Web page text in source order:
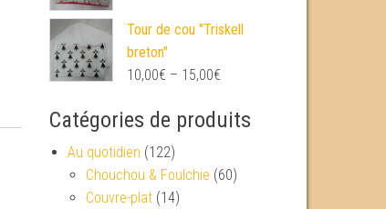
Tour de cou "Triskell
breton"
10,00€ – 15,00€
Catégories de produits
Au quotidien (122)
Chouchou & Foulchie (60)
Couvre-plat (14)